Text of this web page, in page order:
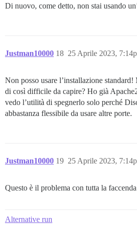
Di nuovo, come detto, non stai usando
Justman10000 25 Aprile 2023,
18
Non posso usare l’installazione standard!
di così difficile da capire? Ho già
vedo l’utilità di spegnerlo solo perché
abbastanza flessibile da usare altre porte.
Justman10000 25 Aprile 2023,
19
Questo è il problema con tutta la faccenda
Alternative run